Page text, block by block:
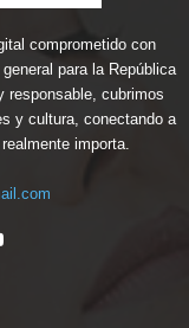
comprometido con
para la República
responsable, cubrimos
y cultura, conectando a
importa.